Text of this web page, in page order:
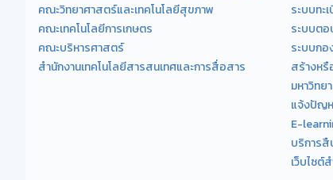
คณะวิทยาศาสตร์และเทคโนโลยีสุขภาพ
คณะเทคโนโลยีการเกษตร
คณะบริหารศาสตร์
สำนักงานเทคโนโลยีสารสนเทศและการสื่อสาร
ระบบทะ
ระบบตอ
ระบบกอ
สร้างหรื
มหาวิทย
แจ้งปัญห
E-
บริการสื
เว็บไซต์